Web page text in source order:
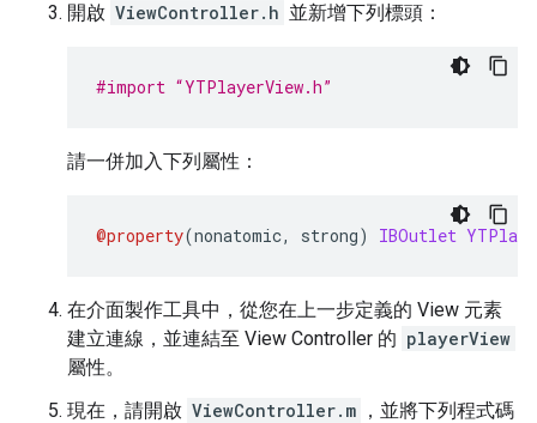
開啟 ViewController.h 並新增下列標頭：
#import “YTPlayerView.h”
請一併加入下列屬性：
@property(nonatomic, strong) IBOutlet
在介面製作工具中，從您在上一步定義的 View 元素
建立連線，並連結至 View Controller 的 playerView
屬性。
現在，請開啟 ViewController.m ，並將下列程式碼